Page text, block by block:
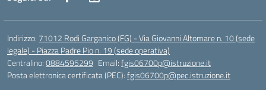
Indirizzo: 71012 Rodi Garganico (FG) - Via Giovanni Altomare n. 10 (sede
legale) - Piazza Padre Pio n. 19 (sede operativa)
Centralino:0884595299 Email:fgis06700p@istruzione.it
Posta elettronica certificata (PEC):fgis06700p@pec.istruzione.it